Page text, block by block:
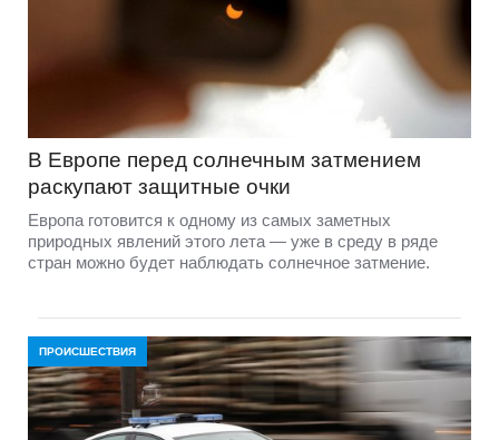
В Европе перед солнечным затмением
раскупают защитные очки
Европа готовится к одному из самых заметных
природных явлений этого лета — уже в среду в ряде
стран можно будет наблюдать солнечное затмение.
ПРОИСШЕСТВИЯ